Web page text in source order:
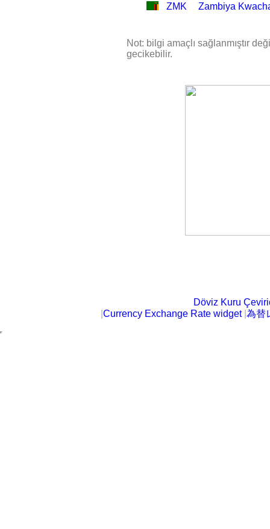
ZMK
Zambiya
Not: bilgi amaçlı sağlanmıştır
gecikebilir.
Döviz Kuru
|Currency Exchange Rate widget|為替